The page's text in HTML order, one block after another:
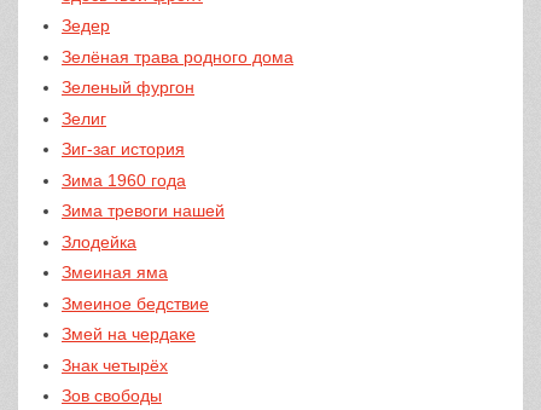
Зедер
Зелёная трава родного дома
Зеленый фургон
Зелиг
Зиг-заг история
Зима 1960 года
Зима тревоги нашей
Злодейка
Змеиная яма
Змеиное бедствие
Змей на чердаке
Знак четырёх
Зов свободы